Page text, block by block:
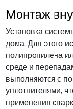
Монтаж
Установка
дома. Для этого
полипропилена
среде и
выполняются с
уплотнителями,
применения